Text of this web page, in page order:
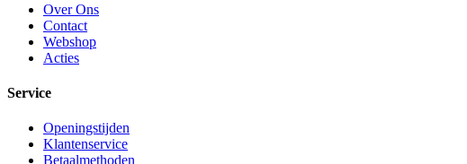
Over Ons
Contact
Webshop
Acties
Service
Openingstijden
Klantenservice
Betaalmethoden